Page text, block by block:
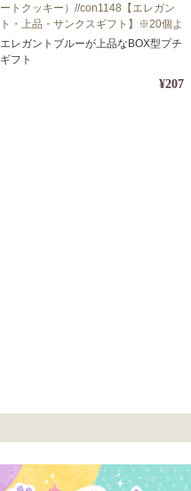
ートクッキー）//con1148【エレガン
ト・上品・サンクスギフト】※20個よ
りご注文受付商品
エレガントブルーが上品なBOX型プチ
ギフト
¥207